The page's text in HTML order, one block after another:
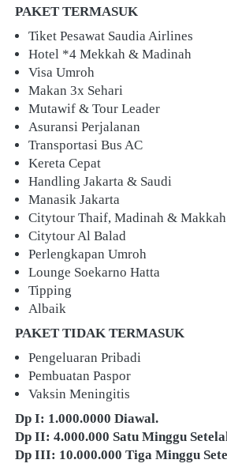
PAKET TERMASUK
Tiket Pesawat Saudia Airlines
Hotel *4 Mekkah & Madinah
Visa Umroh
Makan 3x Sehari
Mutawif & Tour Leader
Asuransi Perjalanan
Transportasi Bus AC
Kereta Cepat
Handling Jakarta & Saudi
Manasik Jakarta
Citytour Thaif, Madinah & Makkah
Citytour Al Balad
Perlengkapan Umroh
Lounge Soekarno Hatta
Tipping
Albaik
PAKET TIDAK TERMASUK
Pengeluaran Pribadi
Pembuatan Paspor
Vaksin Meningitis
Dp I: 1.000.0000 Diawal.
Dp II: 4.000.000 Satu Minggu
Dp III: 10.000.000 Tiga Minggu